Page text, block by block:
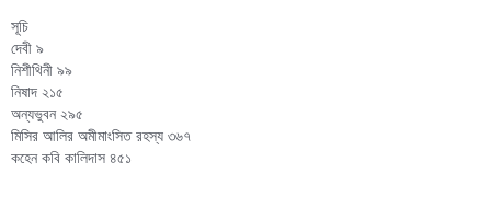
সূচি
দেবী ৯
নিশীথিনী ৯৯
নিষাদ ২১৫
অন্যভুবন ২৯৫
মিসির আলির অমীমাংসিত রহস্য ৩৬৭
কহেন কবি কালিদাস ৪৫১